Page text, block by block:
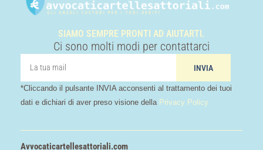
SIAMO SEMPRE PRONTI AD AIUTARTI.
Ci sono molti modi per contattarci
INVIA
*Cliccando il pulsante INVIA acconsenti al trattamento dei tuoi
dati e dichiari di aver preso visione della Privacy Policy
Avvocaticartellesattoriali.com